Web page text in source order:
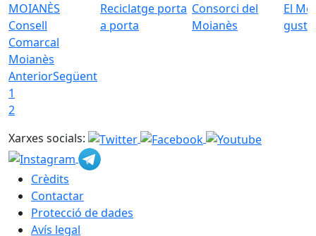
Consell
Comarcal
Moianès
Reciclatge porta
a porta
Consorci del
Moianès
El
gust
AnteriorSegüent
1
2
Xarxes socials:
Crèdits
Contactar
Protecció de dades
Avís legal